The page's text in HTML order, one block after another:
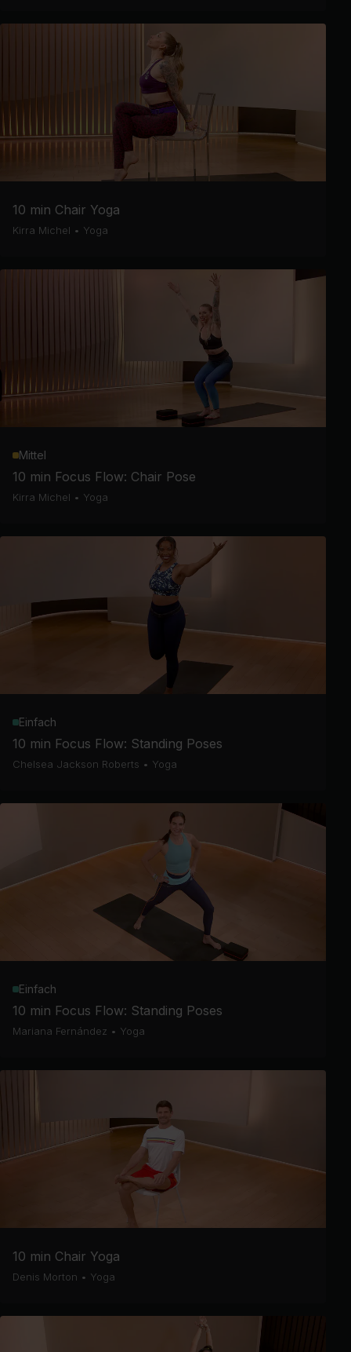
10 min Chair Yoga
Kirra Michel • Yoga
Mittel
10 min Focus Flow: Chair Pose
Kirra Michel • Yoga
Einfach
10 min Focus Flow: Standing Poses
Chelsea Jackson Roberts • Yoga
Einfach
10 min Focus Flow: Standing Poses
Mariana Fernández • Yoga
10 min Chair Yoga
Denis Morton • Yoga